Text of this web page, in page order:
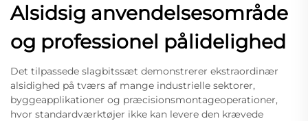
Alsidsig anvendelsesområde
og professionel pålidelighed
Det tilpassede slagbitssæt demonstrerer ekstraordinær
alsidighed på tværs af mange industrielle sektorer,
byggeapplikationer og præcisionsmontageoperationer,
hvor standardværktøjer ikke kan levere den krævede